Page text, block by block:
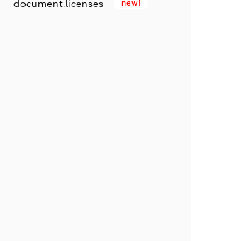
document.licenses new!